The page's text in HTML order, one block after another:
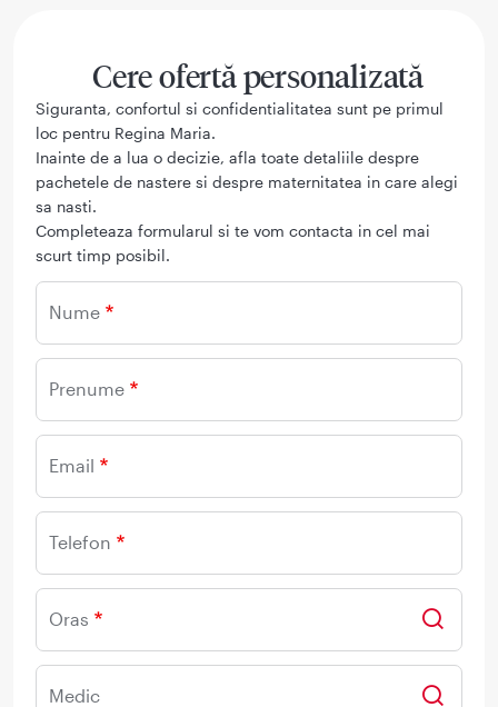
Cere ofertă personalizată
Siguranta, confortul si confidentialitatea sunt pe primul
loc pentru Regina Maria.
Inainte de a lua o decizie, afla toate detaliile despre
pachetele de nastere si despre maternitatea in care alegi
sa nasti.
Completeaza formularul si te vom contacta in cel mai
scurt timp posibil.
Nume
Prenume
Email
Telefon
Oras
Medic